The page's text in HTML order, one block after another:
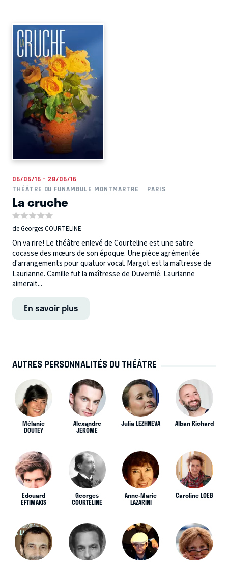
06/06/16 - 28/06/16
THÉÂTRE DU FUNAMBULE MONTMARTRE
PARIS
La cruche
de Georges COURTELINE
On va rire! Le théâtre enlevé de Courteline est une satire
cocasse des mœurs de son époque. Une pièce agrémentée
d'arrangements pour quatuor vocal. Margot est la maîtresse de
Laurianne. Camille fut la maîtresse de Duvernié. Laurianne
aimerait...
En savoir plus
AUTRES PERSONNALITÉS DU THÉÂTRE
Mélanie
DOUTEY
Alexandre
JERÔME
Julia LEZHNEVA Alban Richard
Edouard
EFTIMAKIS
Georges
COURTELINE
Anne-Marie
LAZARINI
Caroline LOEB